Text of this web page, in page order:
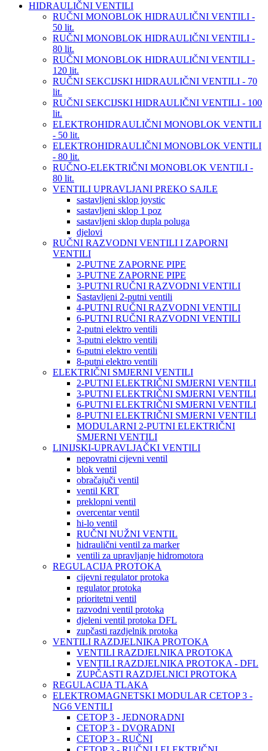
HIDRAULIČNI VENTILI
RUČNI MONOBLOK HIDRAULIČNI VENTILI -
50 lit.
RUČNI MONOBLOK HIDRAULIČNI VENTILI -
80 lit.
RUČNI MONOBLOK HIDRAULIČNI VENTILI -
120 lit.
RUČNI SEKCIJSKI HIDRAULIČNI VENTILI - 70
lit.
RUČNI SEKCIJSKI HIDRAULIČNI VENTILI - 100
lit.
ELEKTROHIDRAULIČNI MONOBLOK VENTILI
- 50 lit.
ELEKTROHIDRAULIČNI MONOBLOK VENTILI
- 80 lit.
RUČNO-ELEKTRIČNI MONOBLOK VENTILI -
80 lit.
VENTILI UPRAVLJANI PREKO SAJLE
sastavljeni sklop joystic
sastavljeni sklop 1 poz
sastavljeni sklop dupla poluga
djelovi
RUČNI RAZVODNI VENTILI I ZAPORNI
VENTILI
2-PUTNE ZAPORNE PIPE
3-PUTNE ZAPORNE PIPE
3-PUTNI RUČNI RAZVODNI VENTILI
Sastavljeni 2-putni ventili
4-PUTNI RUČNI RAZVODNI VENTILI
6-PUTNI RUČNI RAZVODNI VENTILI
2-putni elektro ventili
3-putni elektro ventili
6-putni elektro ventili
8-putni elektro ventili
ELEKTRIČNI SMJERNI VENTILI
2-PUTNI ELEKTRIČNI SMJERNI VENTILI
3-PUTNI ELEKTRIČNI SMJERNI VENTILI
6-PUTNI ELEKTRIČNI SMJERNI VENTILI
8-PUTNI ELEKTRIČNI SMJERNI VENTILI
MODULARNI 2-PUTNI ELEKTRIČNI
SMJERNI VENTILI
LINIJSKI-UPRAVLJAČKI VENTILI
nepovratni cijevni ventil
blok ventil
obračajuči ventil
ventil KRT
preklopni ventil
overcentar ventil
hi-lo ventil
RUČNI NUŽNI VENTIL
hidraulični ventil za marker
ventili za upravljanje hidromotora
REGULACIJA PROTOKA
cijevni regulator protoka
regulator protoka
prioritetni ventil
razvodni ventil protoka
djeleni ventil protoka DFL
zupčasti razdjelnik protoka
VENTILI RAZDJELNIKA PROTOKA
VENTILI RAZDJELNIKA PROTOKA
VENTILI RAZDJELNIKA PROTOKA - DFL
ZUPČASTI RAZDJELNICI PROTOKA
REGULACIJA TLAKA
ELEKTROMAGNETSKI MODULAR CETOP 3 -
NG6 VENTILI
CETOP 3 - JEDNORADNI
CETOP 3 - DVORADNI
CETOP 3 - RUČNI